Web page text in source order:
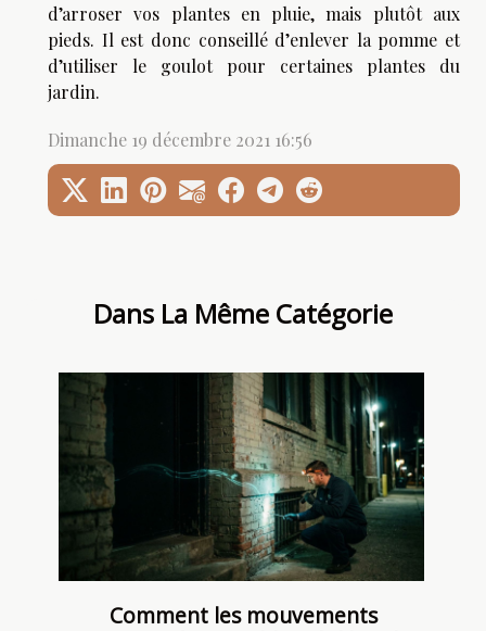
Dans La Même Catégorie
Comment les mouvements
d’arroser vos plantes en pluie, mais plutôt aux
pieds. Il est donc conseillé d’enlever la pomme et
d’utiliser le goulot pour certaines plantes du
jardin.
Dimanche 19 décembre 2021 16:56